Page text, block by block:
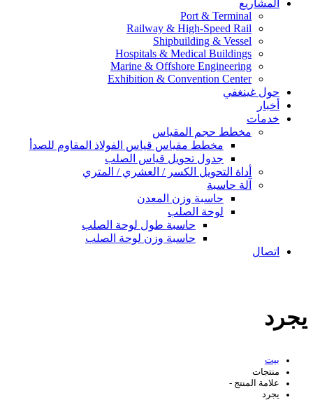
المشاريع
Port & Terminal
Railway & High-Speed Rail
Shipbuilding & Vessel
Hospitals & Medical Buildings
Marine & Offshore Engineering
Exhibition & Convention Center
حول غينغفي
أخبار
خدمات
مخطط حجم المقياس
مخطط مقياس قياس الفولاذ المقاوم للصدأ
جدول تحويل قياس الصلب
أداة التحويل الكسر / العشري / المتري
آلة حاسبة
حاسبة وزن المعدن
لوحة الصلب
حاسبة طول لوحة الصلب
حاسبة وزن لوحة الصلب
اتصال
يجرد
بيت
منتجات
علامة المنتج -
يجرد